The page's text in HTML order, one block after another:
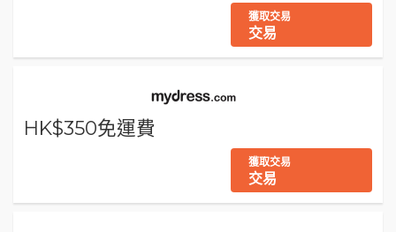
獲取交易
交易
HK$350免運費
獲取交易
交易